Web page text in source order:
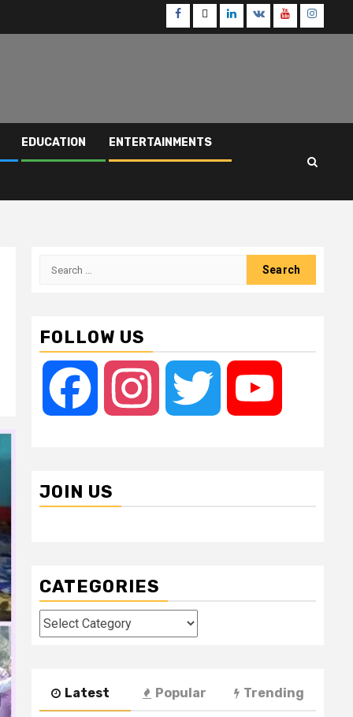
Facebook
TwitterLinkedin
VK Youtube
EDUCATION ENTERTAINMENTS
Search
FOLLOW US
Facebook Instagram Twitter
JOIN US
CATEGORIES
Categories
Latest Popular Trending